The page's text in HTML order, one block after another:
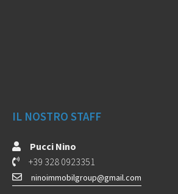
IL NOSTRO STAFF
Pucci Nino
+39 328 0923351
ninoimmobilgroup@gmail.com